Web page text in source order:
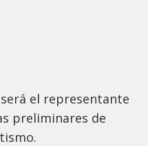
el representante
preliminares de